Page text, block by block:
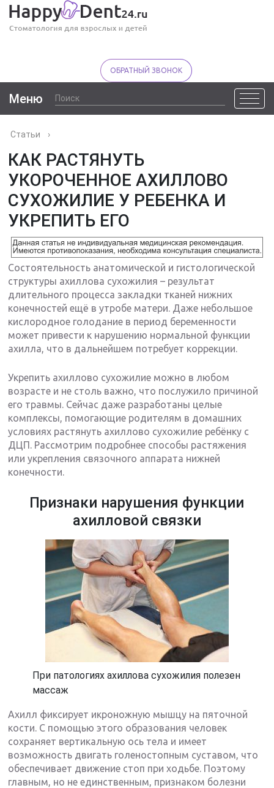
ОБРАТНЫЙ ЗВОНОК
Меню
Статьи ›
КАК РАСТЯНУТЬ
УКОРОЧЕННОЕ АХИЛЛОВО
СУХОЖИЛИЕ У РЕБЕНКА И
УКРЕПИТЬ ЕГО
Состоятельность анатомической и гистологической
структуры ахиллова сухожилия – результат
длительного процесса закладки тканей нижних
конечностей ещё в утробе матери. Даже небольшое
кислородное голодание в период беременности
может привести к нарушению нормальной функции
ахилла, что в дальнейшем потребует коррекции.
Укрепить ахиллово сухожилие можно в любом
возрасте и не столь важно, что послужило причиной
его травмы. Сейчас даже разработаны целые
комплексы, помогающие родителям в домашних
условиях растянуть ахиллово сухожилие ребёнку с
ДЦП. Рассмотрим подробнее способы растяжения
или укрепления связочного аппарата нижней
конечности.
Признаки нарушения функции
ахилловой связки
При патологиях ахиллова сухожилия полезен
массаж
Ахилл фиксирует икроножную мышцу на пяточной
кости. С помощью этого образования человек
сохраняет вертикальную ось тела и имеет
возможность двигать голеностопным суставом, что
обеспечивает движение стоп при ходьбе. Поэтому
главным, но не единственным, признаком болезни